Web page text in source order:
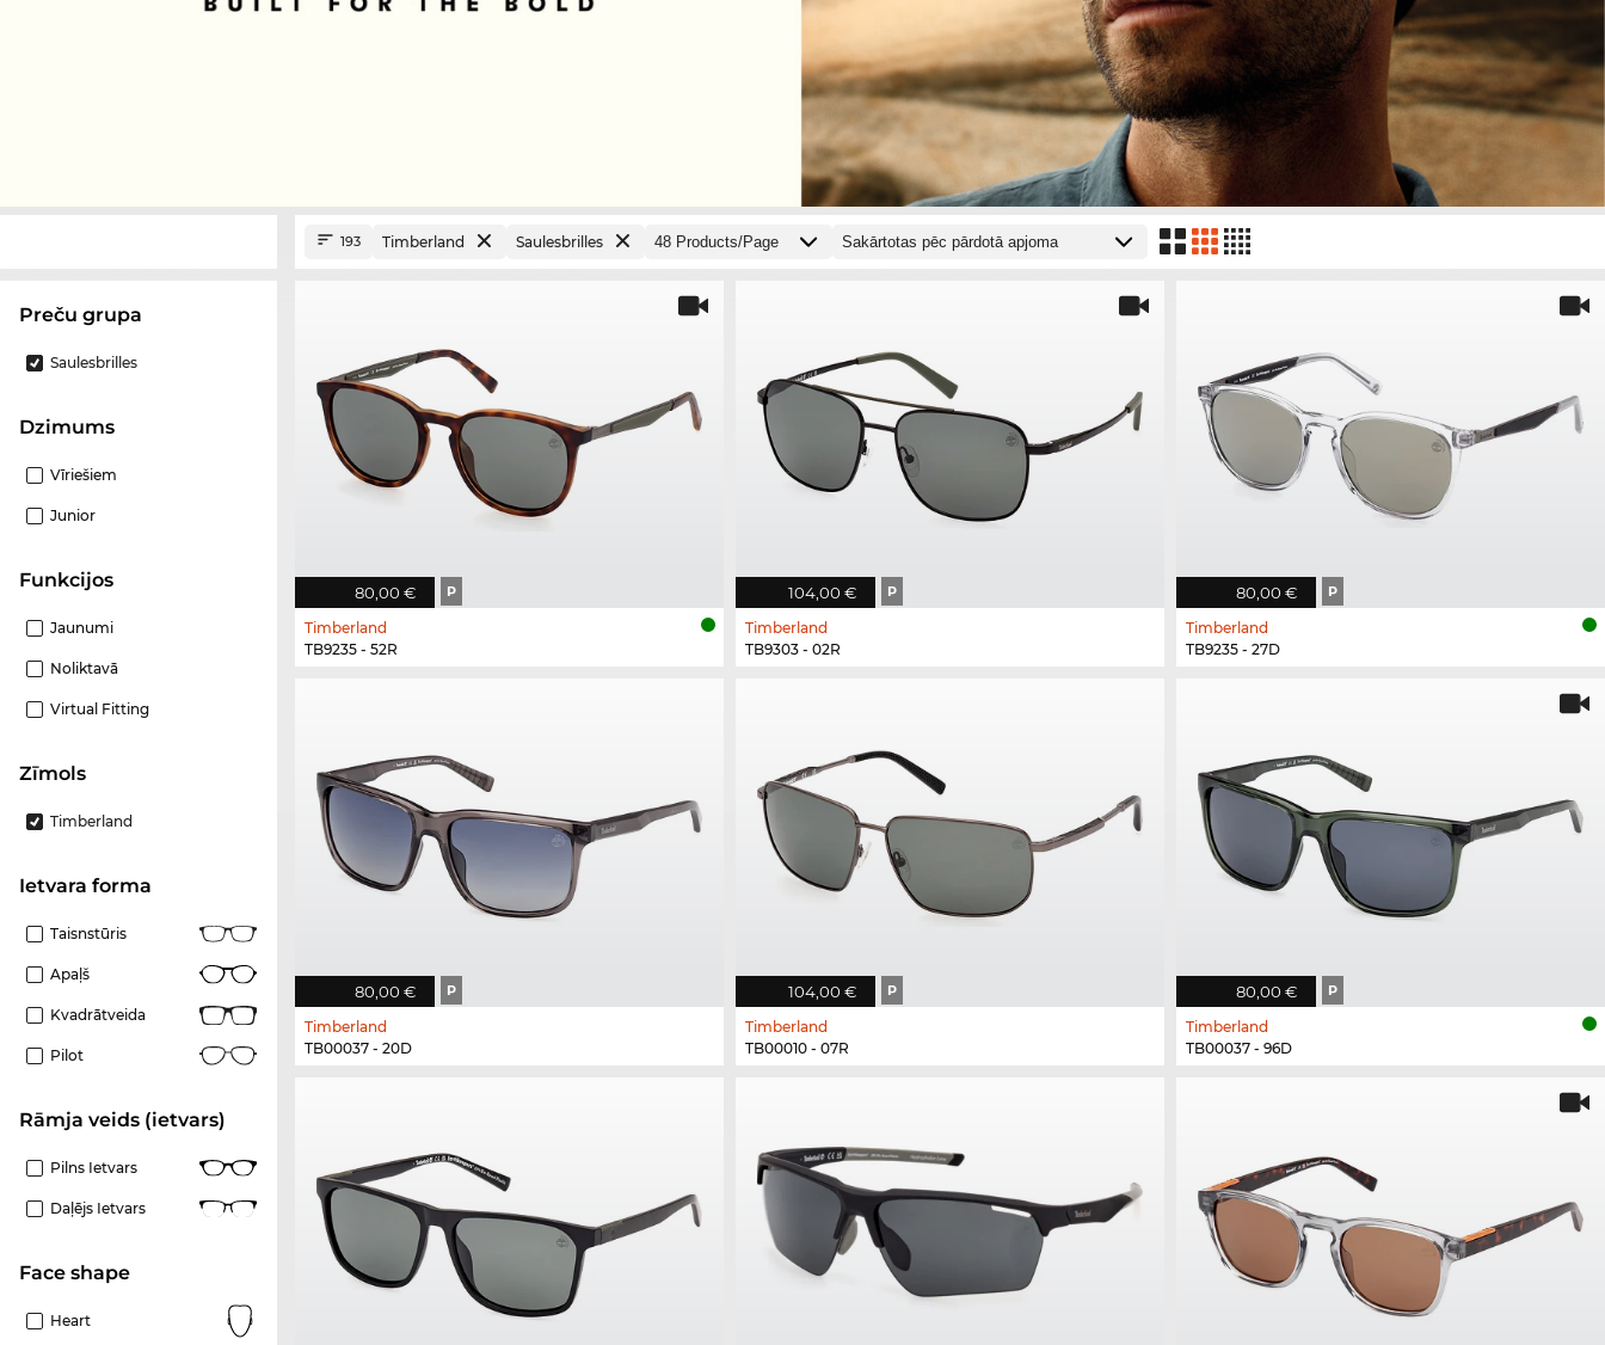
Preču grupa
Saulesbrilles
Dzimums
Vīriešiem
Junior
funkcijos
Jaunumi
Noliktavā
Virtual Fitting
Zīmols
Timberland
Ietvara forma
Taisnstūris
Apaļš
Kvadrātveida
Pilot
Rāmja veids (ietvars)
Pilns Ietvars
Daļējs Ietvars
Face shape
Heart
193 Timberland Saulesbrilles
80,00 € P
Timberland
TB9235 - 52R
104,00 € P
Timberland
TB9303 - 02R
80,00 € P
Timberland
TB9235 - 27D
80,00 € P
Timberland
TB00037 - 20D
104,00 € P
Timberland
TB00010 - 07R
80,00 € P
Timberland
TB00037 - 96D